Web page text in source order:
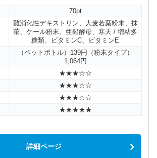
70pt
難消化性デキストリン、大麦若葉粉末、抹
茶、ケール粉末、亜鉛酵母、寒天 / 増粘多
糖類、ビタミンC、ビタミンE
（ペットボトル）139円（粉末タイプ）
1,064円
★★★☆☆
★★★☆☆
★★★☆☆
★★★★★
詳細ページ